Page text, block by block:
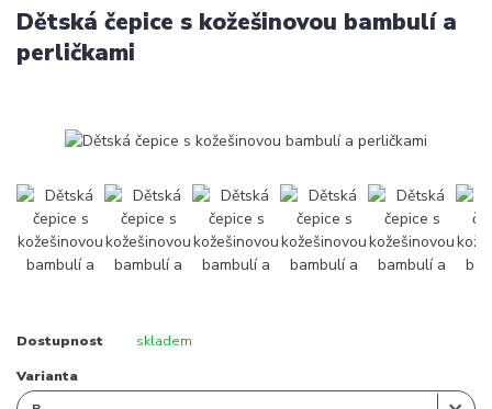
Dětská čepice s kožešinovou bambulí a
perličkami
Dostupnost skladem
Varianta